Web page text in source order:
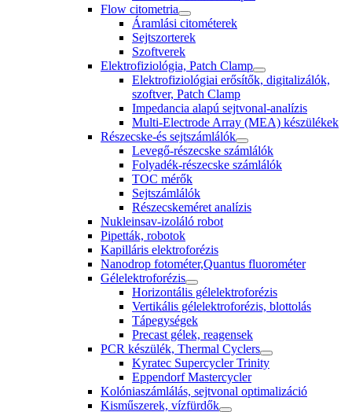
Flow citometria
Áramlási citométerek
Sejtszorterek
Szoftverek
Elektrofiziológia, Patch Clamp
Elektrofiziológiai erősítők, digitalizálók,
szoftver, Patch Clamp
Impedancia alapú sejtvonal-analízis
Multi-Electrode Array (MEA) készülékek
Részecske-és sejtszámlálók
Levegő-részecske számlálók
Folyadék-részecske számlálók
TOC mérők
Sejtszámlálók
Részecskeméret analízis
Nukleinsav-izoláló robot
Pipetták, robotok
Kapilláris elektroforézis
Nanodrop fotométer,Quantus fluorométer
Gélelektroforézis
Horizontális gélelektroforézis
Vertikális gélelektroforézis, blottolás
Tápegységek
Precast gélek, reagensek
PCR készülék, Thermal Cyclers
Kyratec Supercycler Trinity
Eppendorf Mastercycler
Kolóniaszámlálás, sejtvonal optimalizáció
Kisműszerek, vízfürdők